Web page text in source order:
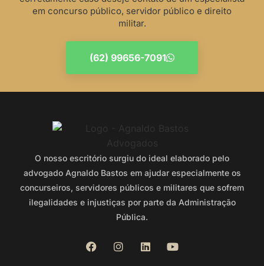
em concurso público, servidor público e direito
militar.
(62) 99656-7091
O nosso escritório surgiu do ideal elaborado pelo
advogado Agnaldo Bastos em ajudar especialmente os
concurseiros, servidores públicos e militares que sofrem
ilegalidades e injustiças por parte da Administração
Pública.